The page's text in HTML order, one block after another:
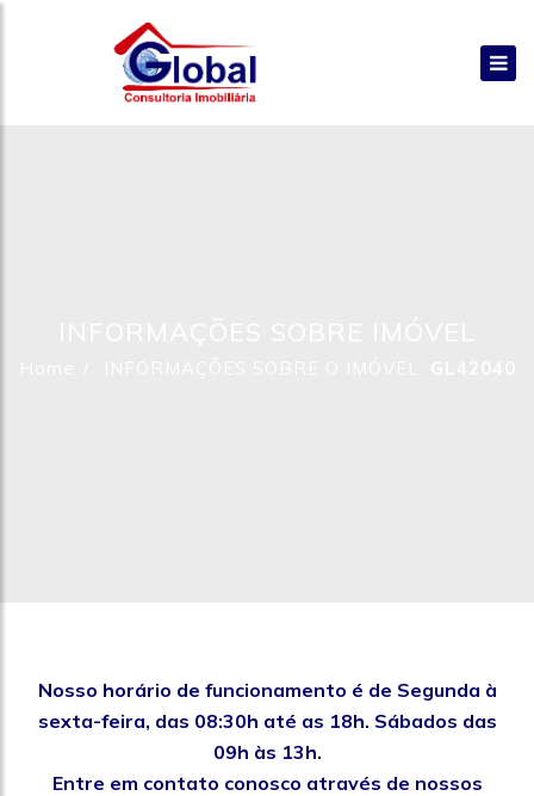
Nosso horário de funcionamento é de Segunda à
sexta-feira, das 08:30h até as 18h. Sábados das
09h às 13h.
Entre em contato conosco através de nossos